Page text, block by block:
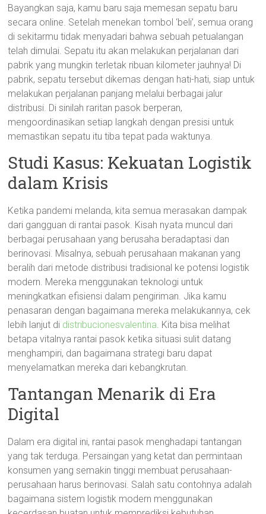
Bayangkan saja, kamu baru saja memesan sepatu baru
secara online. Setelah menekan tombol ‘beli’, semua orang
di sekitarmu tidak menyadari bahwa sebuah petualangan
telah dimulai. Sepatu itu akan melakukan perjalanan dari
pabrik yang mungkin terletak ribuan kilometer jauhnya! Di
pabrik, sepatu tersebut dikemas dengan hati-hati, siap untuk
melakukan perjalanan panjang melalui berbagai jalur
distribusi. Di sinilah raritan pasok berperan,
mengoordinasikan setiap langkah dengan presisi untuk
memastikan sepatu itu tiba tepat pada waktunya.
Studi Kasus: Kekuatan Logistik
dalam Krisis
Ketika pandemi melanda, kita semua merasakan dampak
dari gangguan di rantai pasok. Kisah nyata muncul dari
berbagai perusahaan yang berusaha beradaptasi dan
berinovasi. Misalnya, sebuah perusahaan makanan yang
beralih dari metode distribusi tradisional ke potensi logistik
modern. Mereka menggunakan teknologi untuk
meningkatkan efisiensi dalam pengiriman. Jika kamu
penasaran dengan bagaimana mereka melakukannya, cek
lebih lanjut di distribucionesvalentina. Kita bisa melihat
betapa vitalnya rantai pasok ketika situasi sulit datang
menghampiri, dan bagaimana strategi baru dapat
menyelamatkan mereka dari kebangkrutan.
Tantangan Menarik di Era
Digital
Dalam era digital ini, rantai pasok menghadapi tantangan
yang tak terduga. Persaingan yang ketat dan permintaan
konsumen yang semakin tinggi membuat perusahaan-
perusahaan harus berinovasi. Salah satu contohnya adalah
bagaimana sistem logistik modern menggunakan